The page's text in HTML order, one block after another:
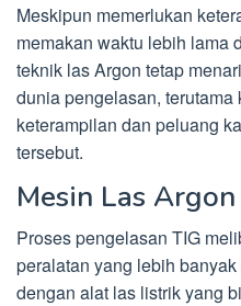
Meskipun memerlukan
memakan waktu lebih lama
teknik las Argon tetap
dunia pengelasan,
keterampilan dan peluang
tersebut.
Mesin Las Argon
Proses pengelasan TIG
peralatan yang lebih
dengan alat las listrik yang